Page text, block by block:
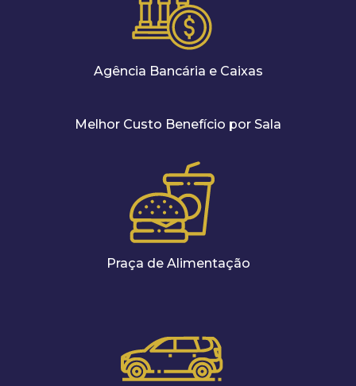
Agência Bancária e Caixas
Melhor Custo Benefício por Sala
Praça de Alimentação